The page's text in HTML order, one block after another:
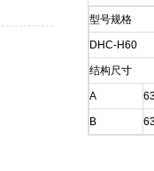
型号规格
DHC-H60
结构尺寸
A
B